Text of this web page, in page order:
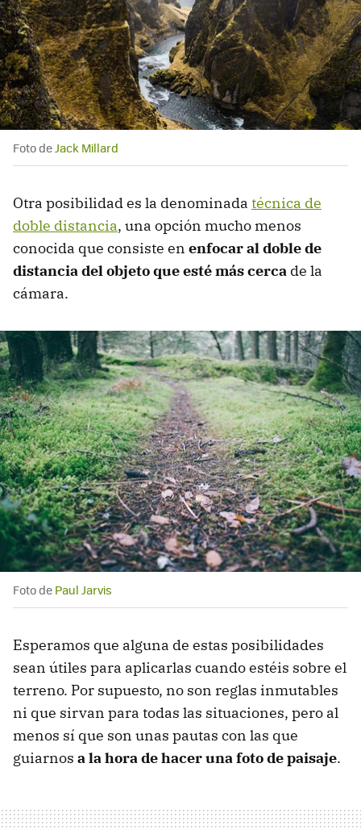
Foto deJack Millard
Otra posibilidad es la denominada técnica de
doble distancia, una opción mucho menos
conocida que consiste en enfocar al doble de
distancia del objeto que esté más cerca de la
cámara.
Foto de Paul Jarvis
Esperamos que alguna de estas posibilidades
sean útiles para aplicarlas cuando estéis sobre el
terreno. Por supuesto, no son reglas inmutables
ni que sirvan para todas las situaciones, pero al
menos sí que son unas pautas con las que
guiarnos a la hora de hacer una foto de paisaje.